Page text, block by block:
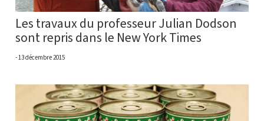
Les travaux du professeur Julian Dodson
sont repris dans le New York Times
13 décembre 2015